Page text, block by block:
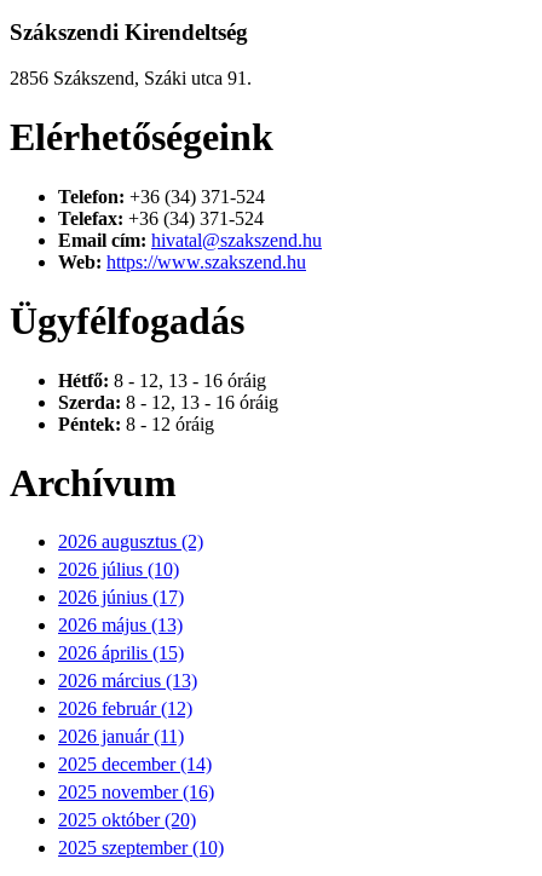
Szákszendi Kirendeltség
2856 Szákszend, Száki utca 91.
Elérhetőségeink
Telefon: +36 (34) 371-524
Telefax: +36 (34) 371-524
Email cím: hivatal@szakszend.hu
Web: https://www.szakszend.hu
Ügyfélfogadás
Hétfő: 8 - 12, 13 - 16 óráig
Szerda: 8 - 12, 13 - 16 óráig
Péntek: 8 - 12 óráig
Archívum
2026 augusztus (2)
2026 július (10)
2026 június (17)
2026 május (13)
2026 április (15)
2026 március (13)
2026 február (12)
2026 január (11)
2025 december (14)
2025 november (16)
2025 október (20)
2025 szeptember (10)